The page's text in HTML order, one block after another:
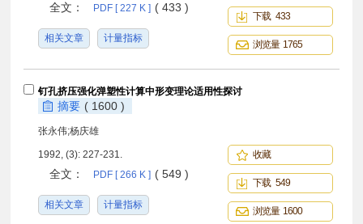
全文： PDF [ 227 K ] ( 433 )
相关文章 计量指标
下载 433
浏览量 1765
钉孔挤压强化弹塑性计算中形变理论适用性探讨
摘要 ( 1600 )
张永伟;杨庆雄
1992, (3): 227-231.
全文： PDF [ 266 K ] ( 549 )
相关文章 计量指标
收藏
下载 549
浏览量 1600